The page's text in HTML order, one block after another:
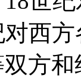
西
方